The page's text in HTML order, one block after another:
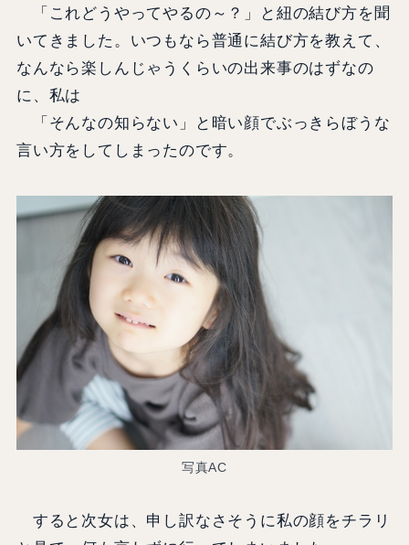
「これどうやってやるの～？」と紐の結び方を聞
いてきました。いつもなら普通に結び方を教えて、
なんなら楽しんじゃうくらいの出来事のはずなの
に、私は
「そんなの知らない」と暗い顔でぶっきらぼうな
言い方をしてしまったのです。
写真AC
すると次女は、申し訳なさそうに私の顔をチラリ